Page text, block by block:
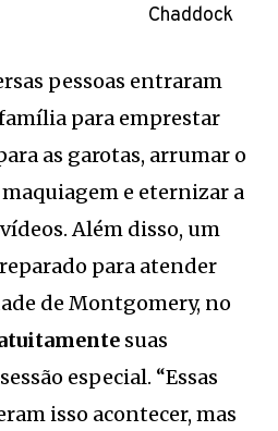
Chaddock
pessoas entraram
para emprestar
as garotas, arrumar o
e eternizar a
Além disso, um
para atender
de Montgomery, no
suas
especial. “Essas
isso acontecer, mas